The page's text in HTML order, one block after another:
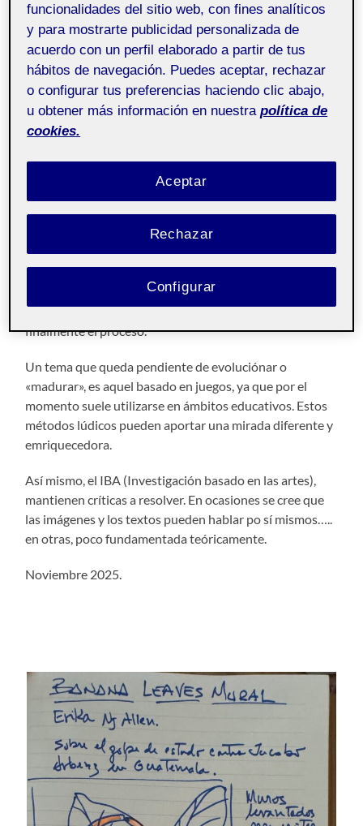
diversas metodologias leídas y aprendidas, y haber
entendido como el arte participa en los procesos, de
maneras diversas. Sobre, Para y A Través del arte.
Quien mire esta imagen y relacione el arte, lucha,
sufrimiento, diáspora, no pasará inadvertido el
momento y posiblemente el placer de su degustación.
El activismo, o artivismo, es una manera explicita de
posicionarse políticamente. No reconocerlo, solo denota
«desconocimiento» de lo «evidente». Contextos pasados
han construido, la mirada y el trazo.
Descubro que la Investigacion a través del Arte, define el
Arte como método per se. Ello no quiere decir que uno
es mejor que otro, que va. Quiere decir que el arte,
puede estar tangencialmente con el proceso o ser
finalmente el proceso.
Un tema que queda pendiente de evoluciónar o
«madurar», es aquel basado en juegos, ya que por el
momento suele utilizarse en ámbitos educativos. Estos
métodos lúdicos pueden aportar una mirada diferente y
emriquecedora.
Así mismo, el IBA (Investigación basado en las artes),
mantienen críticas a resolver. En ocasiones se cree que
las imágenes y los textos pueden hablar po sí mismos…..
en otras, poco fundamentada teóricamente.
Noviembre 2025.
funcionalidades del sitio web, con fines analíticos
y para mostrarte publicidad personalizada de
acuerdo con un perfil elaborado a partir de tus
hábitos de navegación. Puedes aceptar, rechazar
o configurar tus preferencias haciendo clic abajo,
u obtener más información en nuestra política de
cookies.
Rechazar
Aceptar
Configurar